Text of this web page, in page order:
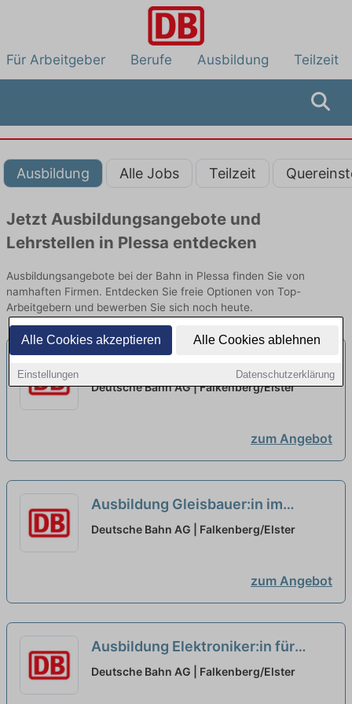
Alle Cookies akzeptieren Alle Cookies ablehnen
Einstellungen Datenschutzerklärung
Für Arbeitgeber Berufe Ausbildung Teilzeit
Ausbildung Alle Jobs Teilzeit
Jetzt Ausbildungsangebote und
Lehrstellen in Plessa entdecken
Ausbildungsangebote bei der Bahn in Plessa finden Sie von
namhaften Firmen. Entdecken Sie freie Optionen von Top-
Arbeitgebern und bewerben Sie sich noch heute.
2027 (w/m/d)... neu
Deutsche Bahn AG | Falkenberg/Elster
zum Angebot
Ausbildung Gleisbauer:in im
Streckennetz 2027... neu
Deutsche Bahn AG | Falkenberg/Elster
zum Angebot
Ausbildung Elektroniker:in für
Betriebstechnik im Streckennetz
Deutsche Bahn AG | Falkenberg/Elster